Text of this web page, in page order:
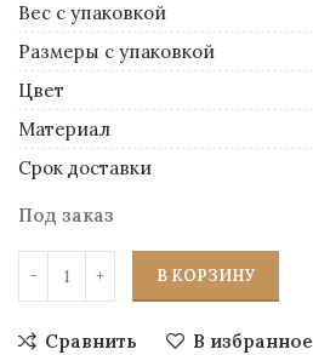
Вес
Размеры
Цвет
Материал
Срок доставки
Под заказ
В КОРЗИНУ
Сравнить В избранное